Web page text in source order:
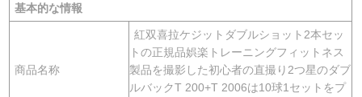
基本的な情報
商品名称
紅双喜拉ケジットダブルショット2本セッ
トの正規品娯楽トレーニングフィットネス
製品を撮影した初心者の直撮り2つ星のダブ
ルバックT 200+T 2006は10球1セットをプ